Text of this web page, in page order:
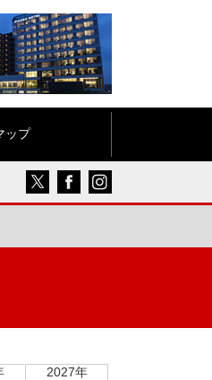
ップ
2027年